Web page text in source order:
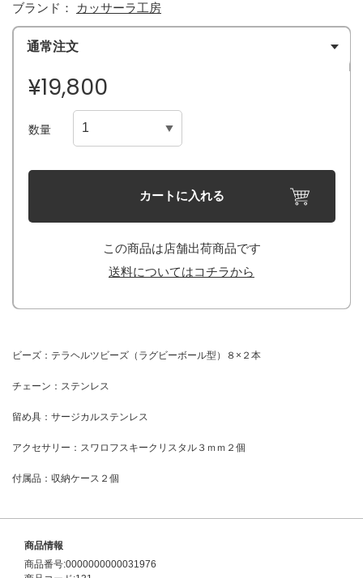
ブランド： カッサーラ工房
通常注文
¥19,800
数量
カートに入れる
この商品は店舗出荷商品です
送料についてはコチラから
ビーズ：テラヘルツビーズ（ラグビーボール型）８×２本
チェーン：ステンレス
留め具：サージカルステンレス
アクセサリー：スワロフスキークリスタル３ｍｍ２個
付属品：収納ケース２個
商品情報
商品番号:0000000000031976